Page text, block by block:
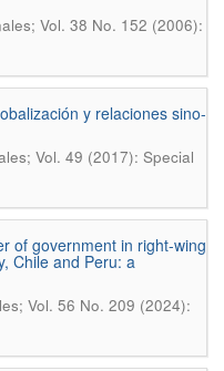
Vol. 38 No. 152 (2006):
y relaciones sino-
Vol. 49 (2017): Special
of government in right-wing
Chile and Peru: a
Vol. 56 No. 209 (2024):